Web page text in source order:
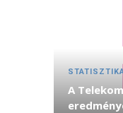
A